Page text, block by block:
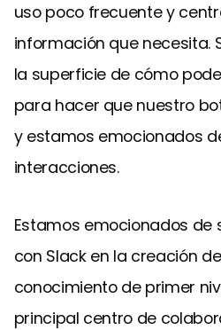
uso poco frecuente y
información que necesita.
la superficie de cómo
para hacer que nuestro
y estamos emocionados
interacciones.
Estamos emocionados de
con Slack en la creación
conocimiento de primer
principal centro de